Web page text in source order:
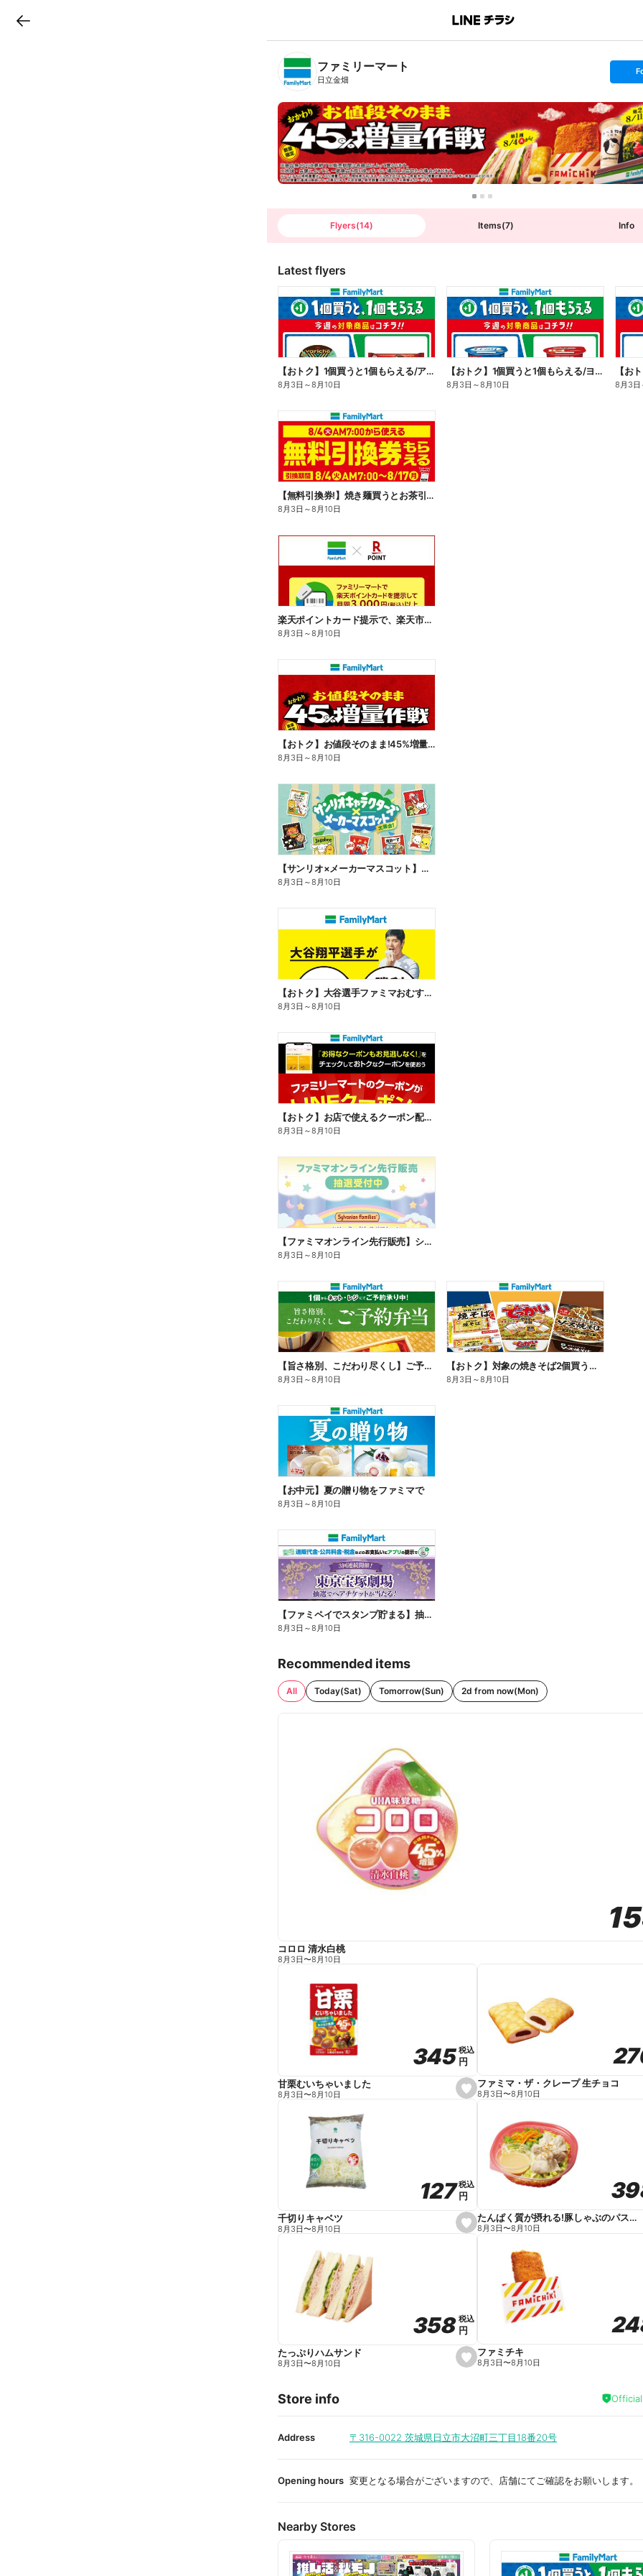
B
n
T
ファミリーマート
日立金畑
s
t
o
l
l
o
w
Flyers(14) Items(7) Info
Latest flyers
【おトク】1個買うと1個もらえる/アイス
8月3日 ～8月10日
【おトク】1個買うと1個もらえる/ヨーグルト
8月3日 ～8月10日
【お
8月3日
【無料引換券!】焼き麺買うとお茶引換券貰える!
8月3日 ～8月10日
楽天ポイントカード提示で、楽天市場でのお買い物がおトクに!
8月3日 ～8月10日
【おトク】お値段そのまま!45%増量作戦!
8月3日 ～8月10日
【サンリオ×メーカーマスコット】オリジナルグッズ貰える!
8月3日 ～8月10日
【おトク】大谷選手ファミマおむすび割
8月3日 ～8月10日
【おトク】お店で使えるクーポン配信中
8月3日 ～8月10日
【ファミマオンライン先行販売】シルバニアファミリー
8月3日 ～8月10日
【旨さ格別、こだわり尽くし】ご予約弁当
8月3日 ～8月10日
【おトク】対象の焼きそば2個買うと100円引き!
8月3日 ～8月10日
【お中元】夏の贈り物をファミマで
8月3日 ～8月10日
【ファミペイでスタンプ貯まる】抽選でペアチケットが当たる!
8月3日 ～8月10日
Recommended items
All Today(Sat) Tomorrow(Sun) 2d from now(Mon)
コロロ 清水白桃
8月3日〜8月10日
s
e
e
345
345税込
税込
円
円
甘栗むいちゃいました
8月3日〜8月10日
ファミマ・ザ・クレープ 生チョコ
8月3日〜8月10日
s
e
e
127
127税込
税込
円
円
千切りキャベツ
8月3日〜8月10日
たんぱく質が摂れる!豚しゃぶのパスタサラダ
8月3日〜8月10日
s
e
i
t
358
358税込
税込
円
円
たっぷりハムサンド
8月3日〜8月10日
ファミチキ
8月3日〜8月10日
Store info
Address 〒316-0022 茨城県日立市大沼町三丁目18番20号
Opening hours 変更となる場合がございますので、店舗にてご確認をお願いします。
Nearby Stores